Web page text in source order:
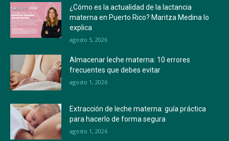
¿Cómo es la actualidad de la lactancia
materna en Puerto Rico? Maritza Medina lo
explica
agosto 5, 2026
Almacenar leche materna: 10 errores
frecuentes que debes evitar
agosto 1, 2026
Extracción de leche materna: guía práctica
para hacerlo de forma segura
agosto 1, 2026